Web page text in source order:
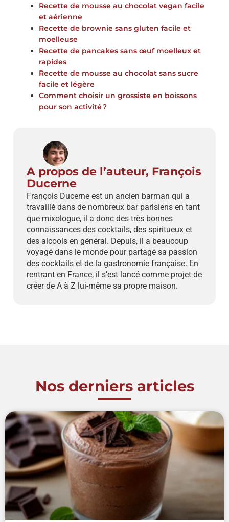
Recette de mousse au chocolat vegan facile
et aérienne
Recette de brownie sans gluten facile et
moelleuse
Recette de pancakes sans œuf moelleux et
rapides
Recette de mousse au chocolat sans sucre
facile et légère
Comment choisir un grossiste en boissons
pour son activité ?
A propos de l’auteur, François
Ducerne
François Ducerne est un ancien barman qui a
travaillé dans de nombreux bar parisiens en tant
que mixologue, il a donc des très bonnes
connaissances des cocktails, des spiritueux et
des alcools en général. Depuis, il a beaucoup
voyagé dans le monde pour partagé sa passion
des cocktails et de la gastronomie française. En
rentrant en France, il s’est lancé comme projet de
créer de A à Z lui-même sa propre maison.
Nos derniers articles